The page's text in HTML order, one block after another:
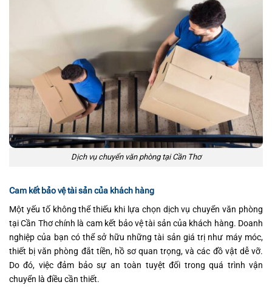
Dịch vụ chuyển văn phòng tại Cần Thơ
Cam kết bảo vệ tài sản của khách hàng
Một yếu tố không thể thiếu khi lựa chọn dịch vụ chuyển văn phòng
tại Cần Thơ chính là cam kết bảo vệ tài sản của khách hàng. Doanh
nghiệp của bạn có thể sở hữu những tài sản giá trị như máy móc,
thiết bị văn phòng đắt tiền, hồ sơ quan trọng, và các đồ vật dễ vỡ.
Do đó, việc đảm bảo sự an toàn tuyệt đối trong quá trình vận
chuyển là điều cần thiết.